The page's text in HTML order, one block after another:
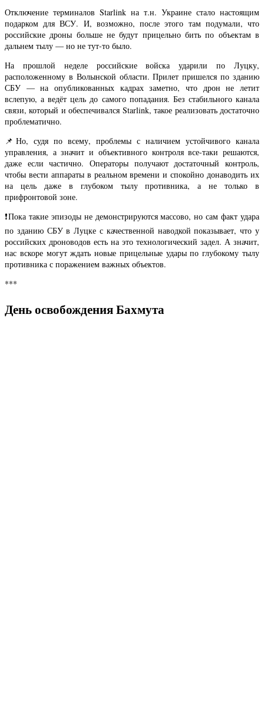
Отключение терминалов Starlink на т.н. Украине стало настоящим
подарком для ВСУ. И, возможно, после этого там подумали, что
российские дроны больше не будут прицельно бить по объектам в
дальнем тылу — но не тут-то было.
На прошлой неделе российские войска ударили по Луцку,
расположенному в Волынской области. Прилет пришелся по зданию
СБУ — на опубликованных кадрах заметно, что дрон не летит
вслепую, а ведёт цель до самого попадания. Без стабильного канала
связи, который и обеспечивался Starlink, такое реализовать достаточно
проблематично.
📌Но, судя по всему, проблемы с наличием устойчивого канала
управления, а значит и объективного контроля все-таки решаются,
даже если частично. Операторы получают достаточный контроль,
чтобы вести аппараты в реальном времени и спокойно донаводить их
на цель даже в глубоком тылу противника, а не только в
прифронтовой зоне.
❗️Пока такие эпизоды не демонстрируются массово, но сам факт удара
по зданию СБУ в Луцке с качественной наводкой показывает, что у
российских дроноводов есть на это технологический задел. А значит,
нас вскоре могут ждать новые прицельные удары по глубокому тылу
противника с поражением важных объектов.
***
День освобождения Бахмута